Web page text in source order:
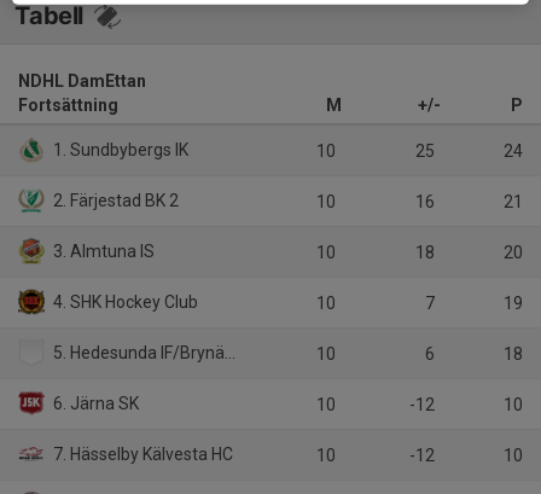
Tabell
NDHL DamEttan
Fortsättning
M +/- P
1. Sundbybergs IK 10 25 24
2. Färjestad BK 2 10 16 21
3. Almtuna IS 10 18 20
4. SHK Hockey Club 10 7 19
5. Hedesunda IF/Brynäs IF 2 10 6 18
6. Järna SK 10 -12 10
7. Hässelby Kälvesta HC 10 -12 10